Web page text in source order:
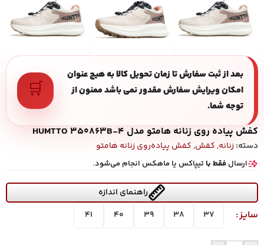
بعد از ثبت سفارش تا زمان تحویل کالا به هیچ عنوان
امکان ویرایش سفارش مقدور نمی باشد ممنون از
توجه شما.
🛒
کفش پیاده روی زنانه هامتو مدل HUMTTO 350863B-4
دسته: زنانه,کفش,کفش پیاده‌روی زنانه هامتو
ارسال فقط با تیپاکس یا ماهکس انجام می‌شود.
راهنمای اندازه
سایز 37
38
39
40
41